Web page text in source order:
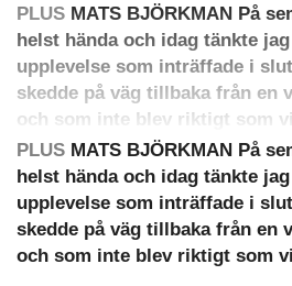
PLUS MATS BJÖRKMAN På
helst hända och idag tänkte
upplevelse som inträffade i
skedde på väg tillbaka från en
och som inte blev riktigt som
PLUS MATS BJÖRKMAN På
helst hända och idag tänkte
upplevelse som inträffade i
skedde på väg tillbaka från en
och som inte blev riktigt som